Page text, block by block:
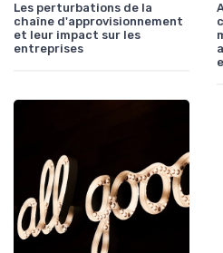
Les perturbations de la
chaîne d'approvisionnement
et leur impact sur les
entreprises